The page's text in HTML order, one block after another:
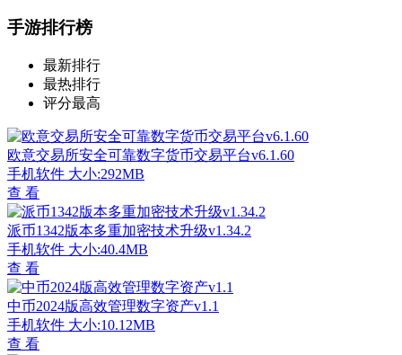
手游排行榜
最新排行
最热排行
评分最高
欧意交易所安全可靠数字货币交易平台v6.1.60
手机软件 大小:292MB
查 看
派币1342版本多重加密技术升级v1.34.2
手机软件 大小:40.4MB
查 看
中币2024版高效管理数字资产v1.1
手机软件 大小:10.12MB
查 看